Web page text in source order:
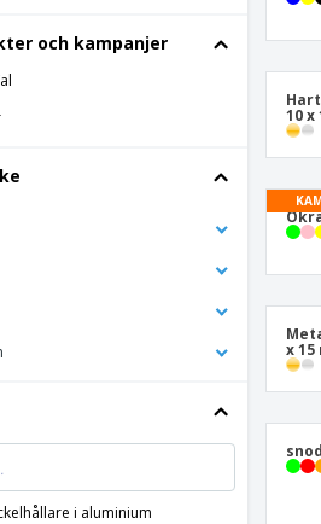
och kampanjer
i aluminium
10 x
x 15